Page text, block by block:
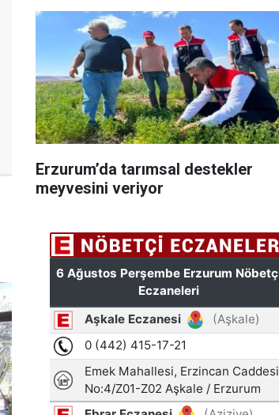
Erzurum’da tarımsal destekler
meyvesini veriyor